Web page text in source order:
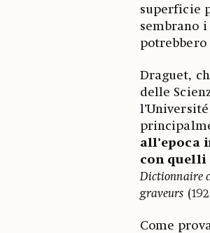
superficie
sembrano
Draguet,
delle
all’epoca
con quelli
Dictionnaire
graveurs
Come